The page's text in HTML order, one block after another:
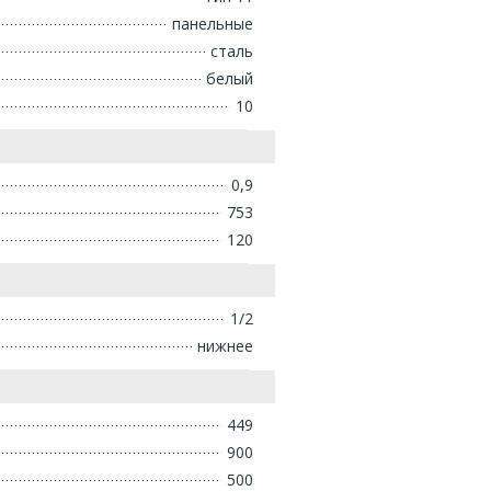
панельные
сталь
белый
10
0,9
753
120
1/2
нижнее
449
900
500